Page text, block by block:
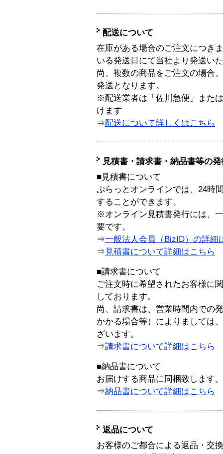
配送について
在庫がある場合のご注文につき
いる発送日にて当社より発送い
尚、複数の商品をご注文の場合
発送となります。
※配送業者は「佐川急便」また
けます
⇒配送について詳しくはこちら
見積書・請求書・納品書等の
■見積書について
ぷらっとオンラインでは、24時
することができます。
※オンライン見積書発行には、
要です。
⇒一般法人会員（BizID）の詳細
⇒ 見積書について詳細はこちら
■請求書について
ご注文時に希望されたお客様に
しております。
尚、請求書は、営業時間内での
かかる場合等）によりましては
ざいます。
⇒請求書について詳細はこちら
■納品書について
お届けする商品に同梱致します。
⇒納品書について詳細はこちら
返品について
お客様のご都合による返品・交